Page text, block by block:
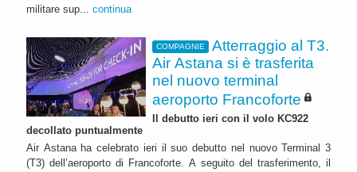
militare sup... continua
COMPAGNIE
Atterraggio al T3.
Air Astana si è trasferita
nel nuovo terminal
aeroporto Francoforte
Il debutto ieri con il volo KC922
decollato puntualmente
Air Astana ha celebrato ieri il suo debutto nel nuovo Terminal 3
(T3) dell’aeroporto di Francoforte. A seguito del trasferimento, il